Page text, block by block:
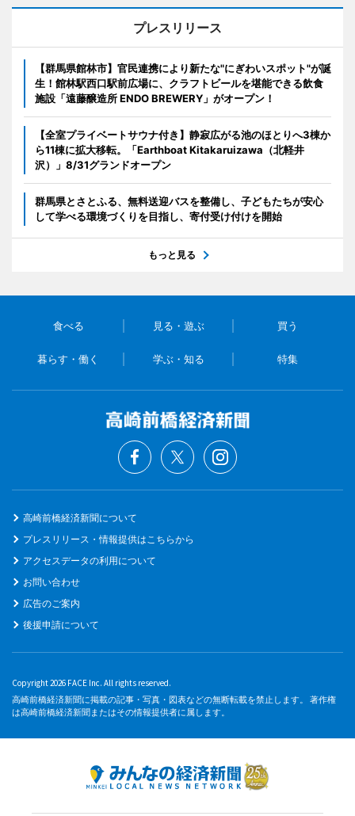
プレスリリース
【群馬県館林市】官民連携により新たな"にぎわいスポット"が誕
生！館林駅西口駅前広場に、クラフトビールを堪能できる飲食
施設「遠藤醸造所 ENDO BREWERY」がオープン！
【全室プライベートサウナ付き】静寂広がる池のほとりへ3棟か
ら11棟に拡大移転。「Earthboat Kitakaruizawa（北軽井
沢）」8/31グランドオープン
群馬県とさとふる、無料送迎バスを整備し、子どもたちが安心
して学べる環境づくりを目指し、寄付受け付けを開始
もっと見る
食べる 見る・遊ぶ 買う
暮らす・働く 学ぶ・知る 特集
高崎前橋経済新聞について
プレスリリース・情報提供はこちらから
アクセスデータの利用について
お問い合わせ
広告のご案内
後援申請について
Copyright 2026 FACE Inc. All rights reserved.
高崎前橋経済新聞に掲載の記事・写真・図表などの無断転載を禁止します。 著作権
は高崎前橋経済新聞またはその情報提供者に属します。